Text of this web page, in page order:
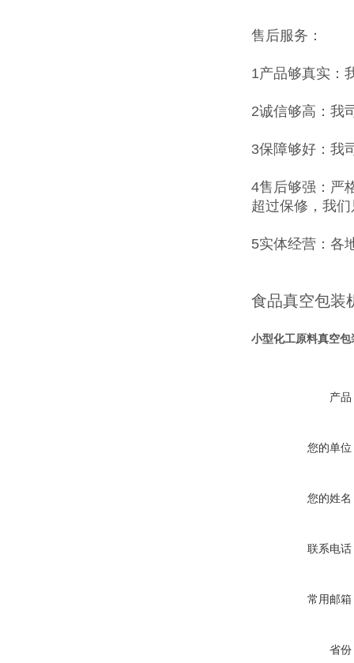
售后服务：
1产品够真实：
2诚信够高：我
3保障够好：我
4售后够强：严
超过保修，我
5实体经营：各
食品真空包装
小型化工原料真空
产品
您的单位
您的姓名
联系电话
常用邮箱
省份